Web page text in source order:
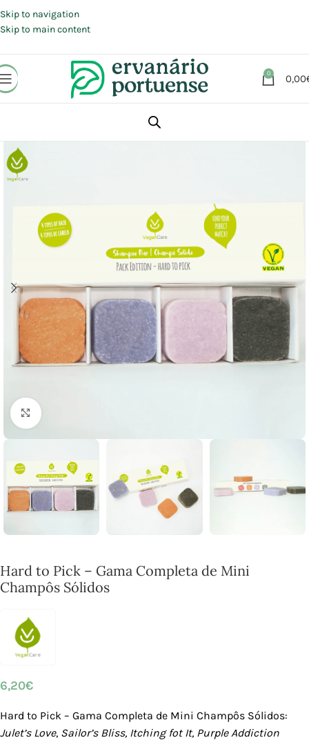
Skip to navigation
Skip to main content
0 0,00
Animais | Casa | Lar
Click to enlarge
Hard to Pick – Gama Completa de Mini
Champôs Sólidos
6,20€
Hard to Pick – Gama Completa de Mini Champôs Sólidos:
Julet’s Love, Sailor’s Bliss, Itching fot It, Purple Addiction